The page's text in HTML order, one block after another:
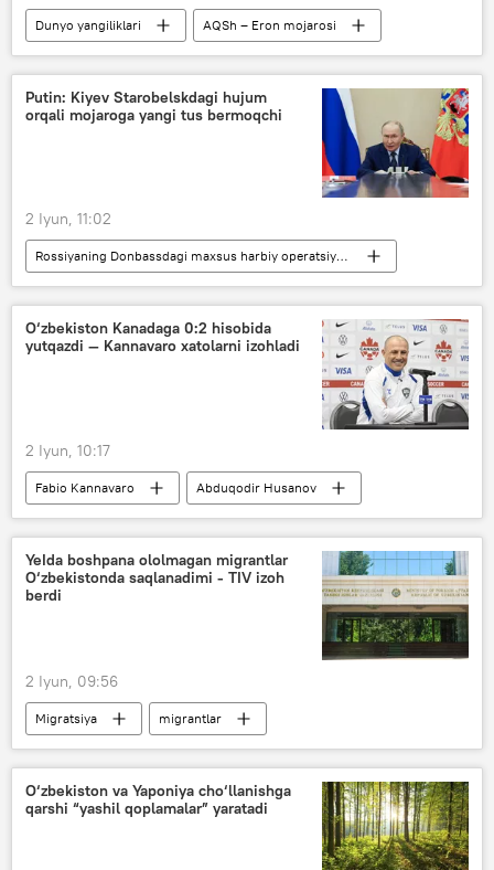
Dunyo yangiliklari
AQSh – Eron mojarosi
Donald Tramp
Isroil
Livan
Dunyoda
Putin: Kiyev Starobelskdagi hujum
orqali mojaroga yangi tus bermoqchi
2 Iyun, 11:02
Rossiyaning Donbassdagi maxsus harbiy operatsiyasi
Vladimir Putin
Ukraina
Dunyo yangiliklari
Dunyoda
Lugansk xalq respublikasi (LXR)
Rossiya
O‘zbekiston Kanadaga 0:2 hisobida
yutqazdi — Kannavaro xatolarni izohladi
2 Iyun, 10:17
Fabio Kannavaro
Abduqodir Husanov
futbol
Futbol bo‘yicha JCh-2026
Kanada
jahon chempionati
Sport
YeIda boshpana ololmagan migrantlar
O‘zbekistonda saqlanadimi - TIV izoh
berdi
2 Iyun, 09:56
Migratsiya
migrantlar
Yevropa Ittifoqi
O‘zbekiston TIV
O‘zbekiston
O‘zbekiston va Yaponiya cho‘llanishga
qarshi “yashil qoplamalar” yaratadi